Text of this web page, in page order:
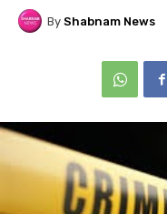
By Shabnam News